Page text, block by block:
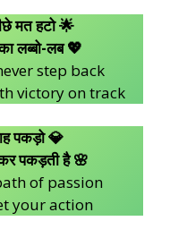
मत हटो 🌟
लब्बो-लब 💖
step back
victory on track
पकड़ो 💎
पकड़ती है 🌸
of passion
your action